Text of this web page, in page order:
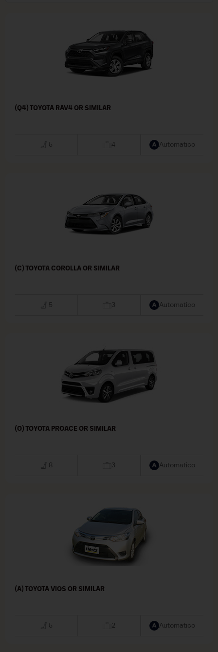
(Q4) TOYOTA RAV4 OR SIMILAR
5 4 Automatico
(C) TOYOTA COROLLA OR SIMILAR
5 3 Automatico
(O) TOYOTA PROACE OR SIMILAR
8 3 Automatico
(A) TOYOTA VIOS OR SIMILAR
5 2 Automatico